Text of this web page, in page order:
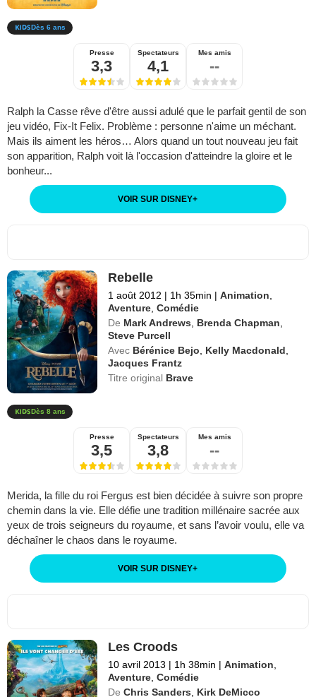
Dès 6 ans
Presse
3,3
Spectateurs
4,1
Mes amis
--
Ralph la Casse rêve d'être aussi adulé que le parfait gentil de son
jeu vidéo, Fix-It Felix. Problème : personne n'aime un méchant.
Mais ils aiment les héros… Alors quand un tout nouveau jeu fait
son apparition, Ralph voit là l'occasion d'atteindre la gloire et le
bonheur...
VOIR SUR DISNEY+
Rebelle
1 août 2012 | 1h 35min | Animation
Aventure ,Comédie
De Mark Andrews Brenda Chapman
Steve Purcell
Avec Bérénice Bejo Kelly Macdonald
Jacques Frantz
Titre original Brave
Dès 8 ans
Presse
3,5
Spectateurs
3,8
Mes amis
--
Merida, la fille du roi Fergus est bien décidée à suivre son propre
chemin dans la vie. Elle défie une tradition millénaire sacrée aux
yeux de trois seigneurs du royaume, et sans l’avoir voulu, elle va
déchaîner le chaos dans le royaume.
VOIR SUR DISNEY+
Les Croods
10 avril 2013 | 1h 38min | Animation
Aventure ,Comédie
De Chris Sanders Kirk DeMicco